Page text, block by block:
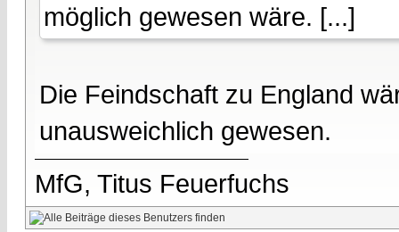
möglich gewesen wäre. [...]
Die Feindschaft zu England
unausweichlich gewesen.
MfG, Titus Feuerfuchs